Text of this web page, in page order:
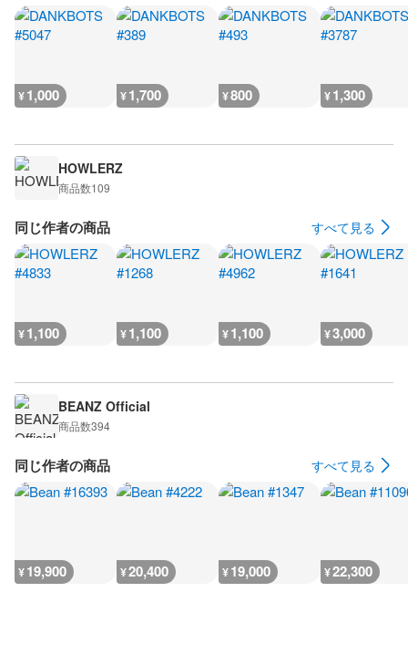
¥1,000 ¥1,700 ¥800 ¥1,300
HOWLERZ
商品数109
同じ作者の商品 すべて見る
¥1,100 ¥1,100 ¥1,100 ¥3,000
BEANZ Official
商品数394
同じ作者の商品 すべて見る
¥19,900 ¥20,400 ¥19,000 ¥22,300